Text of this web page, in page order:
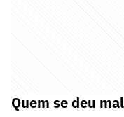
Quem se deu